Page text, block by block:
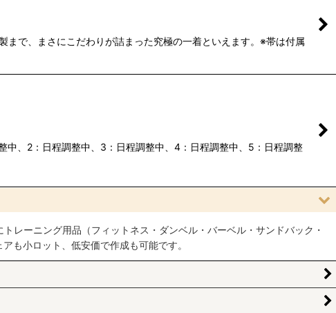
で、まさにこだわりが詰まった究極の一着といえます。※帯は付属
中、2：日程調整中、3：日程調整中、4：日程調整中、5：日程調整
レーニング用品（フィットネス・ダンベル・バーベル・サンドバック・
も小ロット、低安価で作成も可能です。